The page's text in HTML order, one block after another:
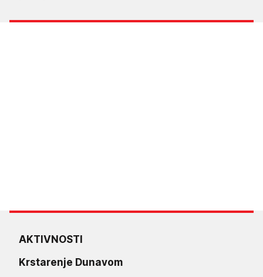
AKTIVNOSTI
Krstarenje Dunavom